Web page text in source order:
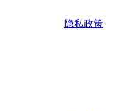
隐私政策